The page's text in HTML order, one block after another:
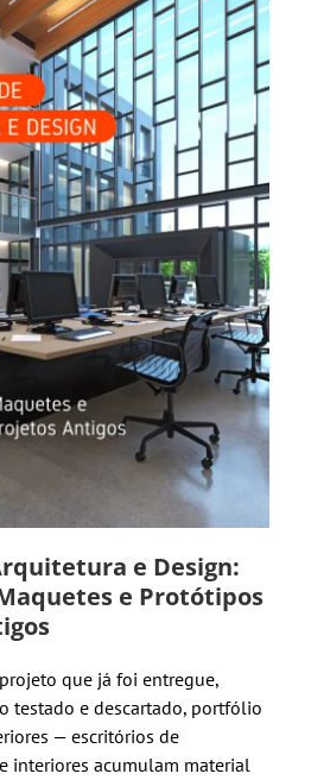
e Design:
e Protótipos
que já foi entregue,
testado e descartado, portfólio
— escritórios de
interiores acumulam material